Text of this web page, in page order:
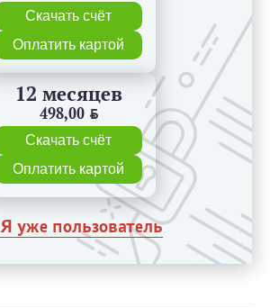
Скачать счёт
Оплатить картой
12 месяцев
498,00 BYN
Скачать счёт
Оплатить картой
Я уже пользователь